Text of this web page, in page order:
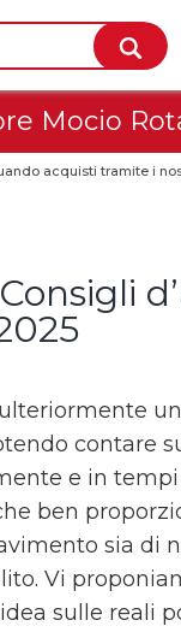
Mocio
acquisti tramite i
contare
e in
ben
sia di
Vi
sulle reali